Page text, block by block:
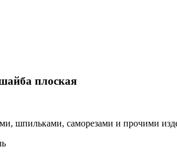
плоская
шпильками, саморезами и прочими